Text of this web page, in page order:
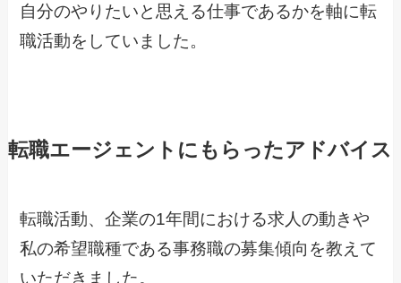
自分のやりたいと思える仕事であるかを軸に転
職活動をしていました。
転職エージェントにもらったアドバイス
転職活動、企業の1年間における求人の動きや
私の希望職種である事務職の募集傾向を教えて
いただきました。